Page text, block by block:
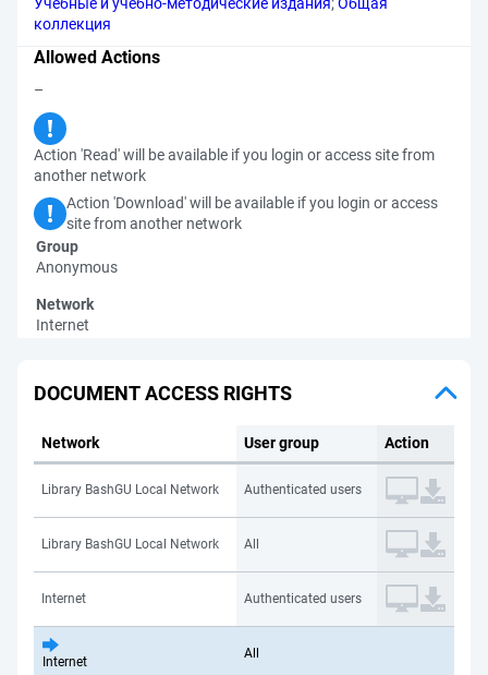
коллекция
Allowed Actions
–
Action 'Read' will be available if you login or access site from
another network
Action 'Download' will be available if you login or access
site from another network
Group
Anonymous
Network
Internet
DOCUMENT ACCESS RIGHTS
Network User group Action
Library BashGU Local Network Authenticated users
Library BashGU Local Network All
Internet Authenticated users
Internet
All